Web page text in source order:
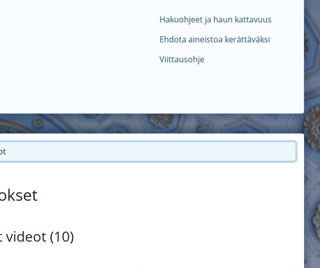
Hakuohjeet ja haun kattavuus
Ehdota aineistoa kerättäväksi
Viittausohje
videot (10)